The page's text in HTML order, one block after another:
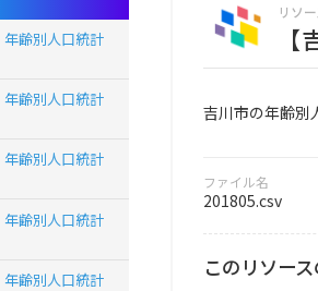
リソ
吉川市の年齢別
ファイル名
201805.csv
このリソー
年齢別人口統計
年齢別人口統計
年齢別人口統計
年齢別人口統計
年齢別人口統計